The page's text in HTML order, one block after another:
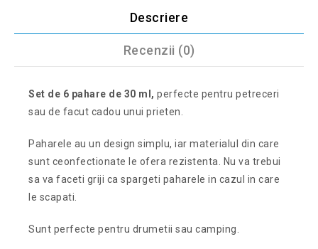
Descriere
Recenzii (0)
Set de 6 pahare de 30 ml,perfecte pentru petreceri
sau de facut cadou unui prieten.
Paharele au un design simplu, iar materialul din care
sunt ceonfectionate le ofera rezistenta. Nu va trebui
sa va faceti griji ca spargeti paharele in cazul in care
le scapati.
Sunt perfecte pentru drumetii sau camping.